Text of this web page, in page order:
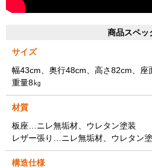
商品スペッ
サイズ
幅43cm、奥行48cm、高さ82cm、座
重量8㎏
材質
板座…ニレ無垢材、ウレタン塗装
レザー張り…ニレ無垢材、ウレタン
構造仕様